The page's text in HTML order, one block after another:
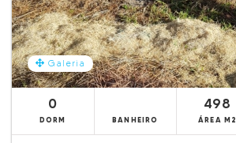
Galeria
0
DORM BANHEIRO
498
ÁREA M2